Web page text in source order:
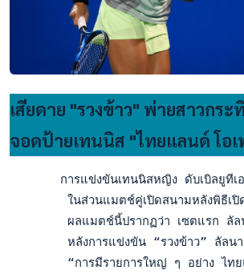
เสียดาย "รวงข้าว" พ่ายสาวกระ
จอดป้ายเทนนิส "ไทยแลนด์ โอ
การแข่งขันเทนนิสหญิง ดับเบิลยูที
ในส่วนแมตช์คู่เปิดสนามหลังพิธีเ
ผลแมตช์นี้ปรากฏว่า เซตแรก ลั
หลังการแข่งขัน “รวงข้าว” ลัลน
“การมีรายการใหญ่ ๆ อย่าง ไท